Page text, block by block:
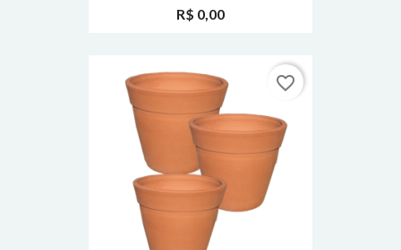
R$ 0,00
favorite_border